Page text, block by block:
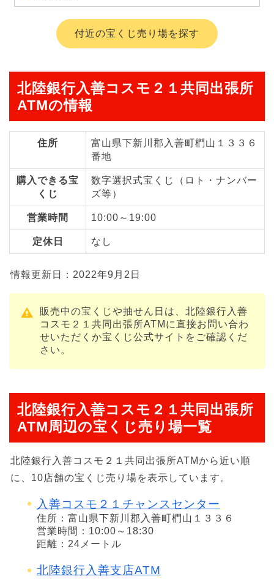
付近の宝くじ売り場を探す
北陸銀行入善コスモ２１共同出張所
ATMの情報
住所
富山県下新川郡入善町椚山１３３６
番地
購入できる宝
くじ
数字選択式宝くじ（ロト・ナンバー
ズ等）
営業時間 10:00～19:00
定休日 なし
情報更新日：2022年9月2日
販売中の宝くじや抽せん日は、北陸銀行入善
コスモ２１共同出張所ATMに直接お問い合わ
せいただくか宝くじ公式サイトをご確認くだ
さい。
北陸銀行入善コスモ２１共同出張所
ATM周辺の宝くじ売り場一覧
北陸銀行入善コスモ２１共同出張所ATMから近い順
に、10店舗の宝くじ売り場を表示しています。
入善コスモ２１チャンスセンター
住所：富山県下新川郡入善町椚山１３３６
営業時間：10:00～18:30
距離：24メートル
北陸銀行入善支店ATM